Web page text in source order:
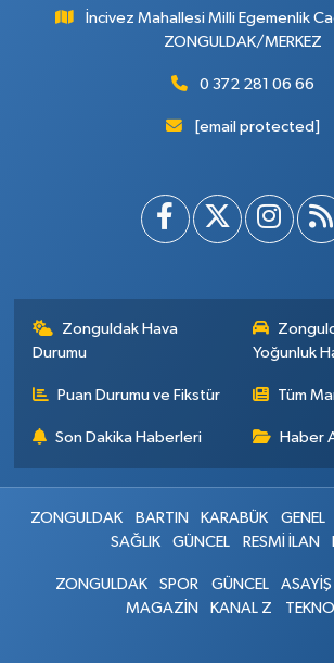
İncivez Mahallesi Milli Egemenlik
ZONGULDAK/MERKEZ
0 372 281 06 66
[email protected]
Zonguldak Hava
Durumu
Yoğunluk
Puan Durumu ve Fikstür Tüm
Son Dakika Haberleri Haber
ZONGULDAK BARTIN KARABÜK GENEL
SAĞLIK
GÜNCEL RESMİ İLAN
ZONGULDAK SPOR GÜNCEL ASAYİŞ
MAGAZİN
KANAL Z